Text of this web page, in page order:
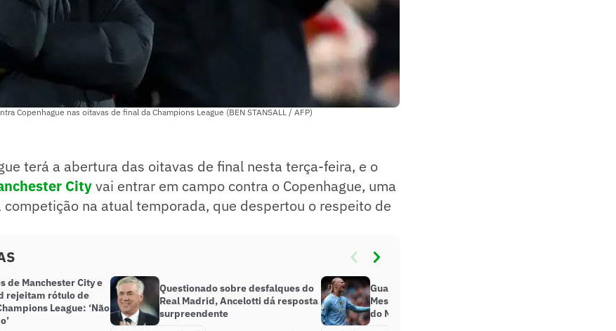
Copenhague nas oitavas de final da Champions League (BEN STANSALL / AFP)
terá a abertura das oitavas de final nesta terça-feira, e o
Cityvai entrar em campo contra o Copenhague, uma
competição na atual temporada, que despertou o respeito de
de Manchester City e
rejeitam rótulo de
League: ‘Não
Questionado sobre desfalques do
Real Madrid, Ancelotti dá resposta
surpreendente
Guardiola compara Haaland a
Messi e revela segredo do atacante
do Manchester City